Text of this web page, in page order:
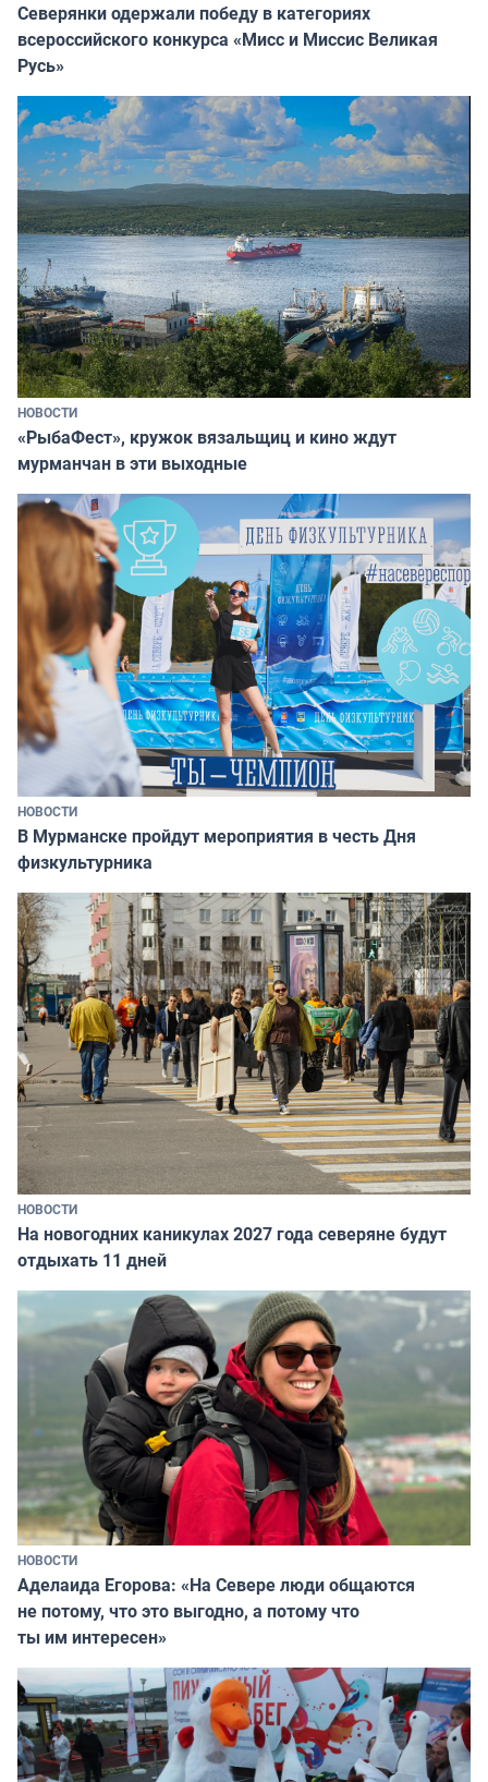
Северянки одержали победу в категориях
всероссийского конкурса «Мисс и Миссис Великая
Русь»
НОВОСТИ
«РыбаФест», кружок вязальщиц и кино ждут
мурманчан в эти выходные
НОВОСТИ
В Мурманске пройдут мероприятия в честь Дня
физкультурника
НОВОСТИ
На новогодних каникулах 2027 года северяне будут
отдыхать 11 дней
НОВОСТИ
Аделаида Егорова: «На Севере люди общаются
не потому, что это выгодно, а потому что
ты им интересен»